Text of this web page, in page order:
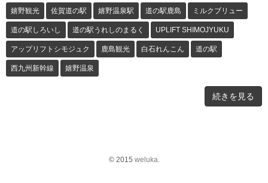
嬉野観光 佐賀道の駅 嬉野温泉駅 道の駅鹿島 ミルクブリュー
道の駅しろいし 道の駅うれしのまるく UPLIFT SHIMOJYUKU
アップリフトシモジュク 鹿島観光 白石れんこん 道の駅
西九州新幹線 嬉野温泉
続きを見る
© 2015 weluka.